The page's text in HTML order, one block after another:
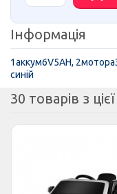
Інформація
1аккум6V5AH,
синій
30 товарів з